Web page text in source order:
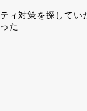
ィ対策を探してい
た